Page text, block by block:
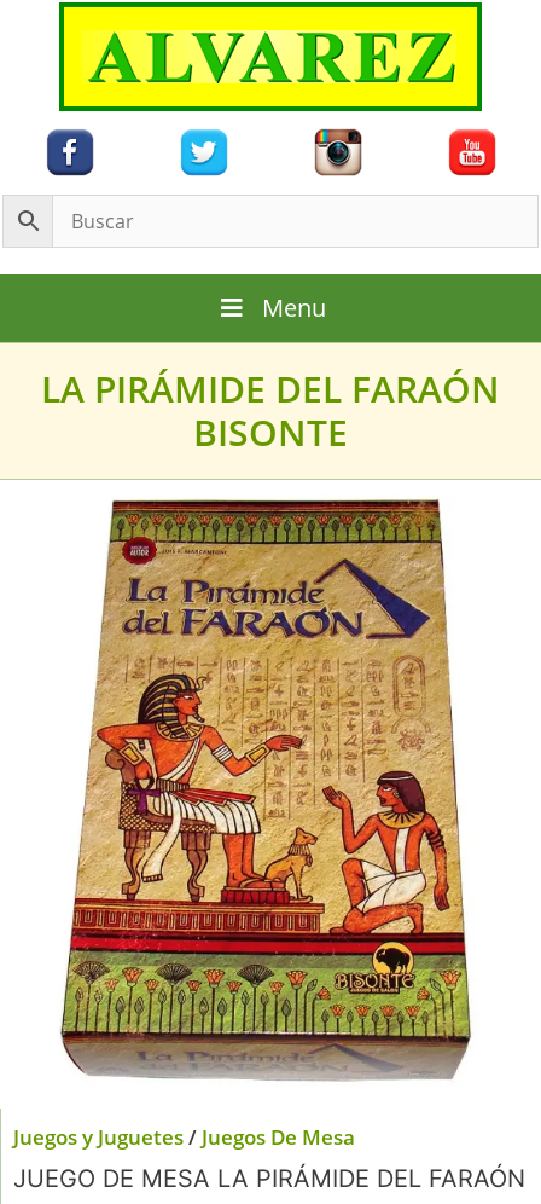
contenido
Menu
LA PIRÁMIDE DEL FARAÓN
BISONTE
Juegos y Juguetes/ Juegos De Mesa
JUEGO DE MESA LA PIRÁMIDE DEL FARAÓN